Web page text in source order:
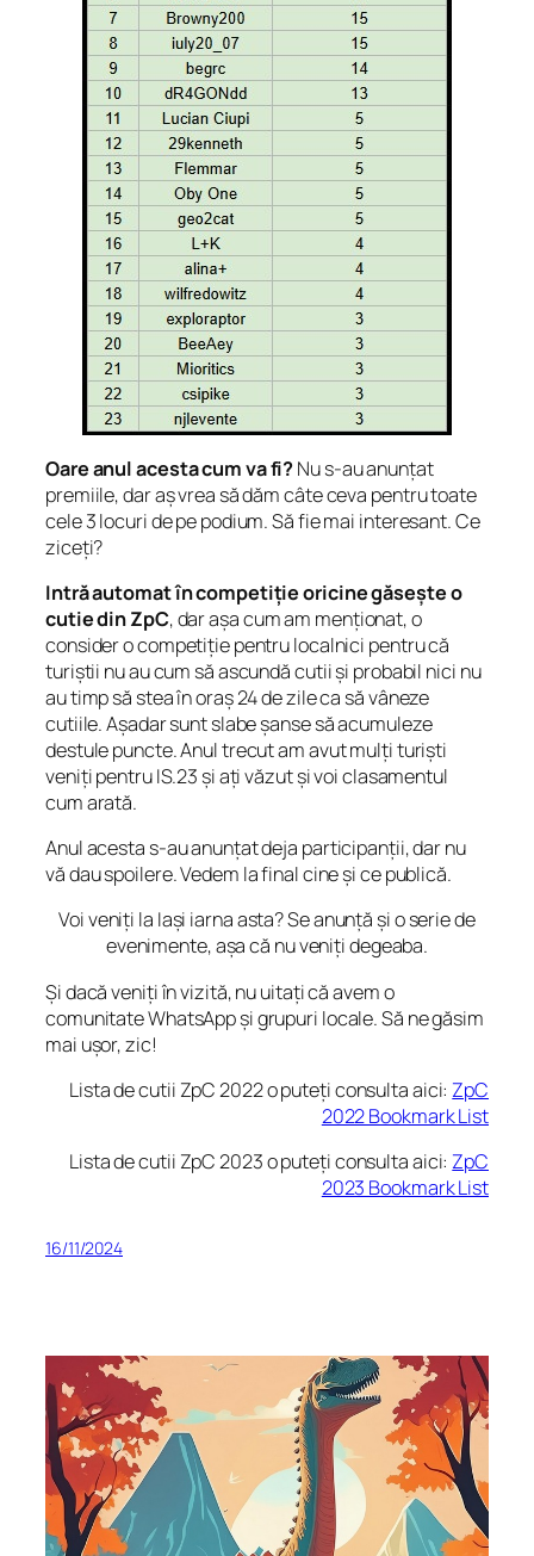
Oare anul acesta cum va fi?Nu s-au anunțat
premiile, dar aș vrea să dăm câte ceva pentru toate
cele 3 locuri de pe podium. Să fie mai interesant. Ce
ziceți?
Intră automat în competiție oricine găsește o
cutie din ZpC, dar așa cum am menționat, o
consider o competiție pentru localnici pentru că
turiștii nu au cum să ascundă cutii și probabil nici nu
au timp să stea în oraș 24 de zile ca să vâneze
cutiile. Așadar sunt slabe șanse să acumuleze
destule puncte. Anul trecut am avut mulți turiști
veniți pentru IS.23 și ați văzut și voi clasamentul
cum arată.
Anul acesta s-au anunțat deja participanții, dar nu
vă dau spoilere. Vedem la final cine și ce publică.
Voi veniți la Iași iarna asta? Se anunță și o serie de
evenimente, așa că nu veniți degeaba.
Și dacă veniți în vizită, nu uitați că avem o
comunitate WhatsApp și grupuri locale. Să ne găsim
mai ușor, zic!
Lista de cutii ZpC 2022 o puteți consulta aici: ZpC
2022 Bookmark List
Lista de cutii ZpC 2023 o puteți consulta aici: ZpC
2023 Bookmark List
16/11/2024